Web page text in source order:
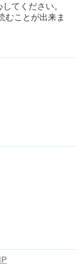
てください。
ことが出来ま